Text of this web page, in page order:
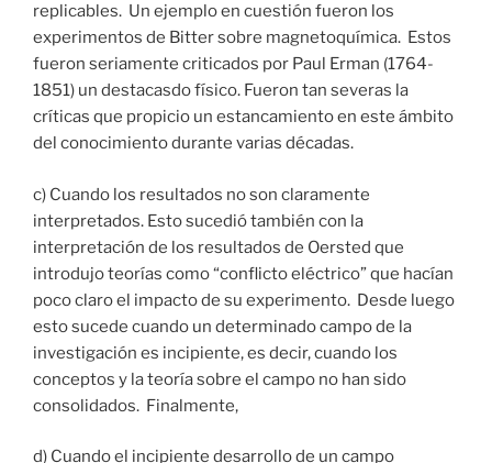
replicables. Un ejemplo en cuestión fueron los
experimentos de Bitter sobre magnetoquímica. Estos
fueron seriamente criticados por Paul Erman (1764-
1851) un destacasdo físico. Fueron tan severas la
críticas que propicio un estancamiento en este ámbito
del conocimiento durante varias décadas.
c) Cuando los resultados no son claramente
interpretados. Esto sucedió también con la
interpretación de los resultados de Oersted que
introdujo teorías como “conflicto eléctrico” que hacían
poco claro el impacto de su experimento. Desde luego
esto sucede cuando un determinado campo de la
investigación es incipiente, es decir, cuando los
conceptos y la teoría sobre el campo no han sido
consolidados. Finalmente,
d) Cuando el incipiente desarrollo de un campo